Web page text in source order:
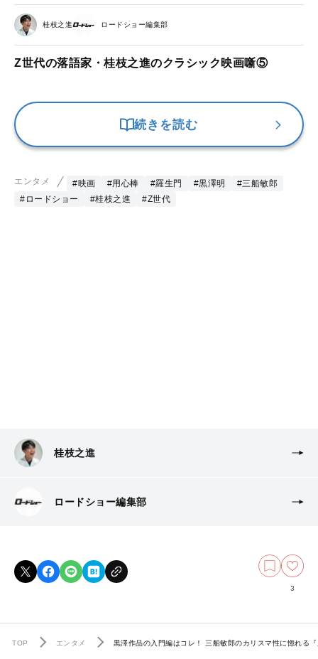
桂枝之進 ロードショー編集部
Z世代の落語家・桂枝之進のクラシック映画噺⑤
続きを読む
エンタメ #映画 #用心棒 #羅生門 #黒澤明
#三船敏郎
#ロードショー
#桂枝之進 #Z世代
桂枝之進
ロードショー編集部
3
TOP エンタメ 黒澤作品の入門編はコレ！ 三船敏郎のカリスマ性に惚れる